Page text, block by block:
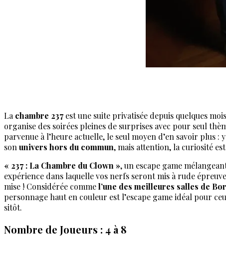
Lachambre 237est une suite privatisée depuis quelques
organise des soirées pleines de surprises avec pour seul
parvenue à l’heure actuelle, le seul moyen d’en savoir
sonunivers hors du commun, mais attention, la curiosité
« 237 : La Chambre du Clown », un escape game
expérience dans laquelle vos nerfs seront mis à rude
mise ! Considérée commel’une des meilleures salles de
personnage haut en couleur est l’escape game idéal pour
sitôt.
Nombre de Joueurs : 4 à 8